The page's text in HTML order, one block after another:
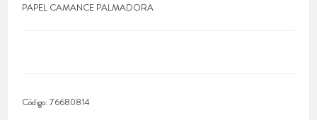
PAPEL CAMANCE PALMADORA
Código:76680814